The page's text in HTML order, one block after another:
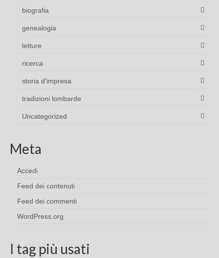
biografia
genealogia
letture
ricerca
storia d'impresa
tradizioni lombarde
Uncategorized
Meta
Accedi
Feed dei contenuti
Feed dei commenti
WordPress.org
I tag più usati